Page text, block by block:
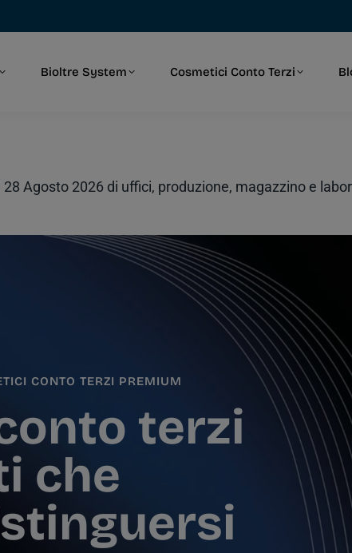
Bioltre System Cosmetici Conto Terzi
Agosto 2026 di uffici, produzione, magazzino e
CONTO TERZI PREMIUM
terzi
che
Bioltre System Cosmetici Conto Terzi